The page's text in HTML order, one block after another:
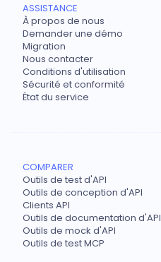
ASSISTANCE
À propos de nous
Demander une démo
Migration
Nous contacter
Conditions d'utilisation
Sécurité et conformité
État du service
COMPARER
Outils de test d'API
Outils de conception d'API
Clients API
Outils de documentation d'API
Outils de mock d'API
Outils de test MCP